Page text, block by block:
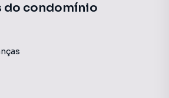
do condomínio